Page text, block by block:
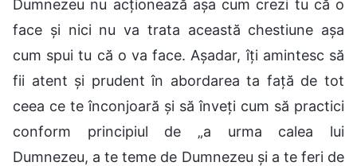
Dumnezeu nu acționează așa cum crezi tu că o
face și nici nu va trata această chestiune așa
cum spui tu că o va face. Așadar, îți amintesc să
fii atent și prudent în abordarea ta față de tot
ceea ce te înconjoară și să înveți cum să practici
conform principiul de „a urma calea lui
Dumnezeu, a te teme de Dumnezeu și a te feri de